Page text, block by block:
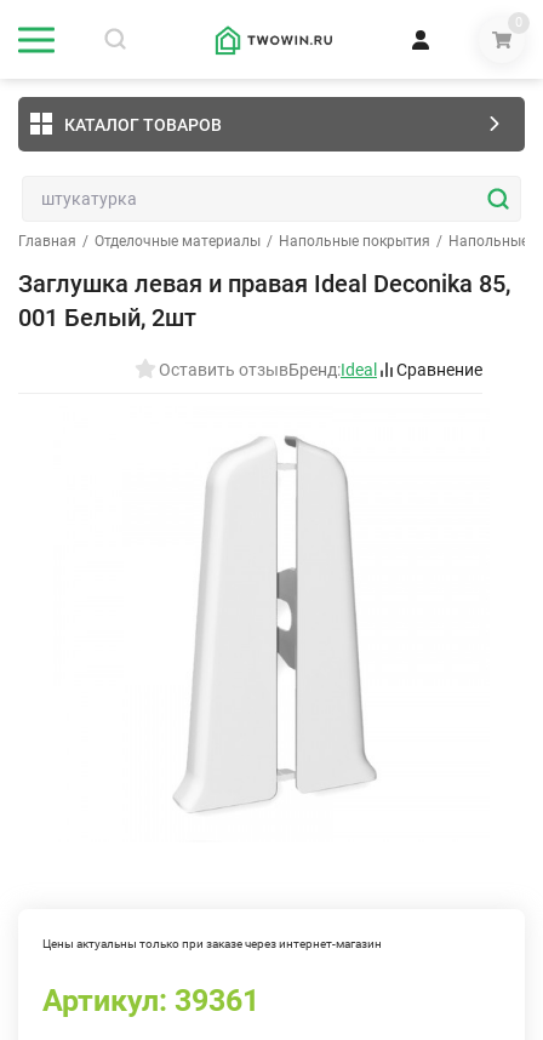
0
КАТАЛОГ ТОВАРОВ
Главная / Отделочные материалы / Напольные покрытия / Напольные
Заглушка левая и правая Ideal Deconika 85,
001 Белый, 2шт
Оставить отзывБренд:Ideal Сравнение
Цены актуальны только при заказе через интернет-магазин
Артикул: 39361